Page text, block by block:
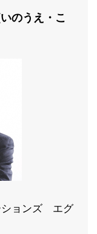
のうえ・こ
ションズ エグ